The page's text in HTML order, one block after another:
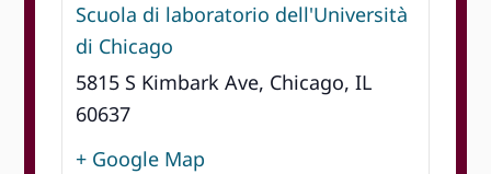
Scuola di laboratorio dell'Università
di Chicago
5815 S Kimbark Ave, Chicago, IL
60637
+ Google Map